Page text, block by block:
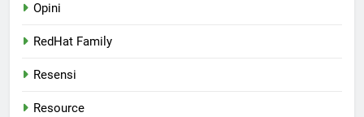
Opini
RedHat Family
Resensi
Resource